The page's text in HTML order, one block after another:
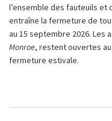
l’ensemble des fauteuils et
entraîne la fermeture de
au 15 septembre 2026.
Monroe, restent ouvertes
fermeture estivale.